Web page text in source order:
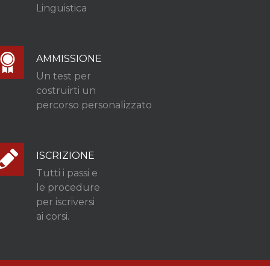
Linguistica
AMMISSIONE
Un test per
costruirti un
percorso personalizzato
ISCRIZIONE
Tutti i passi e
le procedure
per iscriversi
ai corsi.